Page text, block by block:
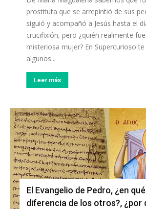
prostituta que se arrepintió de sus
siguió y acompañó a Jesús hasta el
crucifixión, pero ¿quién realmente
misteriosa mujer? En Supercurioso
algunos...
Leer más
El Evangelio de Pedro, ¿en
diferencia de los otros?, ¿por